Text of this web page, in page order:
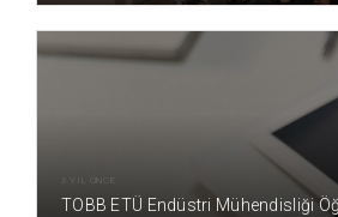
3 YIL ÖNCE
TOBB ETÜ Endüstri Mühendisliği